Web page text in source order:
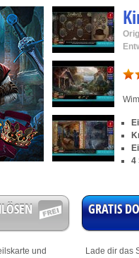
4
und
GRATIS
Lade dir das